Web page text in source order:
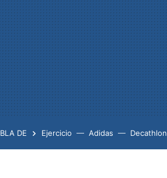
DE Ejercicio Adidas Decathlon